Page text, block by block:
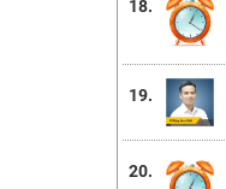
18.
19.
20.